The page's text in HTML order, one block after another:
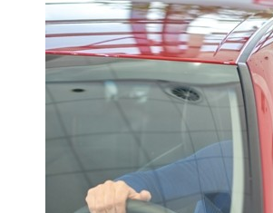
MAIL